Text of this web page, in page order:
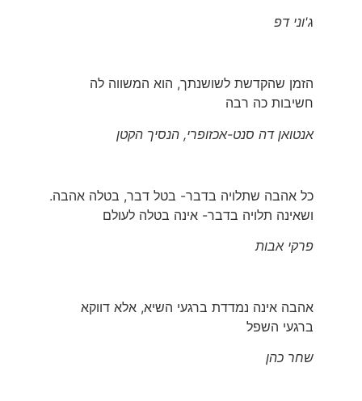
ג'וני דפ
הזמן שהקדשת לשושנתך, הוא המשווה לה
חשיבות כה רבה
אנטואן דה סנט-אכזופרי, הנסיך הקטן
כל אהבה שתלויה בדבר- בטל דבר, בטלה אהבה.
ושאינה תלויה בדבר- אינה בטלה לעולם
פרקי אבות
אהבה אינה נמדדת ברגעי השיא, אלא דווקא
ברגעי השפל
שחר כהן